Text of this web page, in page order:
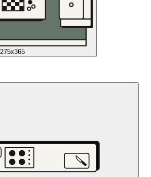
275x365